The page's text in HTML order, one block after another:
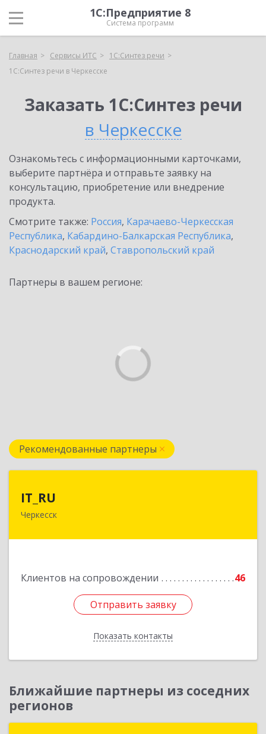
1С:Предприятие 8
Система программ
Главная Сервисы ИТС
1С:Синтез речи
1С:Синтез речи в Черкесске
Заказать 1С:Синтез речи
в Черкесске
Ознакомьтесь с информационными карточками,
выберите партнёра и отправьте заявку на
консультацию, приобретение или внедрение
продукта.
Смотрите также: Россия, Карачаево-Черкесская
Республика, Кабардино-Балкарская Республика,
Краснодарский край, Ставропольский край
Партнеры в вашем регионе:
Рекомендованные партнеры
IT_RU
Черкесск
Клиентов на сопровождении 46
Отправить заявку
Показать контакты
Отправить заявку
Назад
Ближайшие партнеры из соседних
регионов